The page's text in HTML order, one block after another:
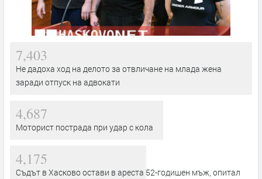
7,403
Не дадоха ход на делото за отвличане на млада жена
заради отпуск на адвокати
4,687
Моторист пострада при удар с кола
4,175
Съдът в Хасково остави в ареста 52-годишен мъж, опитал